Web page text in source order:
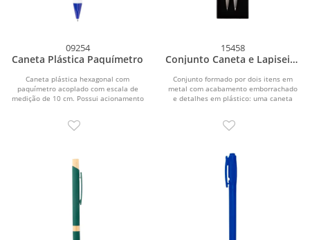
09254
Caneta Plástica Paquímetro
Caneta plástica hexagonal com
paquímetro acoplado com escala de
medição de 10 cm. Possui acionamento
15458
Conjunto Caneta e Lapiseira
Conjunto formado por dois itens em
metal com acabamento emborrachado
e detalhes em plástico: uma caneta